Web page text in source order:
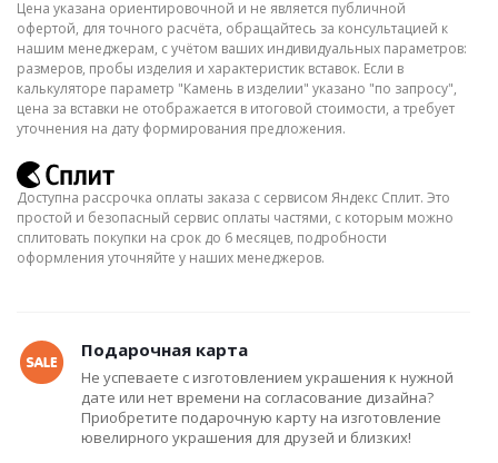
Цена указана ориентировочной и не является публичной
офертой, для точного расчёта, обращайтесь за консультацией к
нашим менеджерам, с учётом ваших индивидуальных параметров:
размеров, пробы изделия и характеристик вставок. Если в
калькуляторе параметр "Камень в изделии" указано "по запросу",
цена за вставки не отображается в итоговой стоимости, а требует
уточнения на дату формирования предложения.
Доступна рассрочка оплаты заказа с сервисом Яндекс Сплит. Это
простой и безопасный сервис оплаты частями, с которым можно
сплитовать покупки на срок до 6 месяцев, подробности
оформления уточняйте у наших менеджеров.
Подарочная карта
Не успеваете с изготовлением украшения к нужной
дате или нет времени на согласование дизайна?
Приобретите подарочную карту на изготовление
ювелирного украшения для друзей и близких!